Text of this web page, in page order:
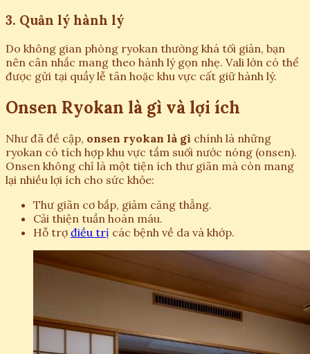
3. Quản lý hành lý
Do không gian phòng ryokan thường khá tối giản, bạn
nên cân nhắc mang theo hành lý gọn nhẹ. Vali lớn có thể
được gửi tại quầy lễ tân hoặc khu vực cất giữ hành lý.
Onsen Ryokan là gì và lợi ích
Như đã đề cập, onsen ryokan là gì chính là những
ryokan có tích hợp khu vực tắm suối nước nóng (onsen).
Onsen không chỉ là một tiện ích thư giãn mà còn mang
lại nhiều lợi ích cho sức khỏe:
Thư giãn cơ bắp, giảm căng thẳng.
Cải thiện tuần hoàn máu.
Hỗ trợ điều trị các bệnh về da và khớp.